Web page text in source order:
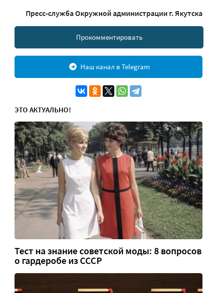
Пресс-служба Окружной администрации г. Якутска
Прокомментировать
Наш канал в Telegram
ЭТО АКТУАЛЬНО!
Тест на знание советской моды: 8 вопросов
о гардеробе из СССР